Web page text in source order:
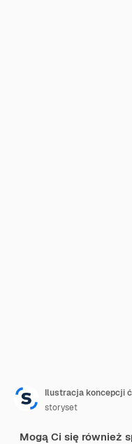
Ilustracja koncepcji
storyset
Mogą Ci się również